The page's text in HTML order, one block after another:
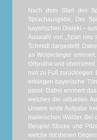
Nach dem Start des
Sprachausgabe. Der
bayerischen Dialekt –
Auswahl von „Spiel neu
Schmidt dargestellt.
an Wolpertinger
Ortsnähe und
nun zu Fuß
erklingen bayerische
passt. Dabei erinnert
welches die aktuellen
Unsere erste Aufgabe
malerischen Wälder. Bei
Beispiel Stöcke und
welche mit diesen